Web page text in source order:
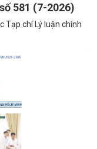
581 (7-2026)
Tạp chí Lý luận chính